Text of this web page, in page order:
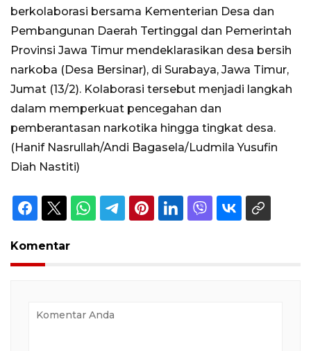
berkolaborasi bersama Kementerian Desa dan
Pembangunan Daerah Tertinggal dan Pemerintah
Provinsi Jawa Timur mendeklarasikan desa bersih
narkoba (Desa Bersinar), di Surabaya, Jawa Timur,
Jumat (13/2). Kolaborasi tersebut menjadi langkah
dalam memperkuat pencegahan dan
pemberantasan narkotika hingga tingkat desa.
(Hanif Nasrullah/Andi Bagasela/Ludmila Yusufin
Diah Nastiti)
Komentar